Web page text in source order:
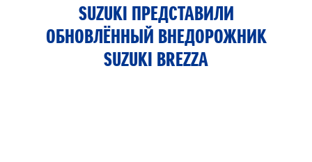
SUZUKI ПРЕДСТАВИЛИ
ОБНОВЛЁННЫЙ ВНЕДОРОЖНИК
SUZUKI BREZZA